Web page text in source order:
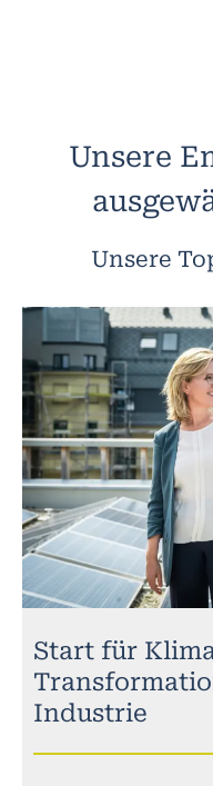
Unsere
Unsere
Start für
Industrie